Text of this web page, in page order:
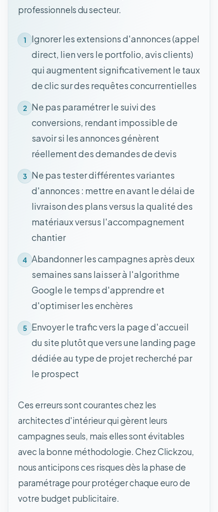
professionnels du secteur.
1
Ignorer les extensions d'annonces (appel
direct, lien vers le portfolio, avis clients)
qui augmentent significativement le taux
de clic sur des requêtes concurrentielles
2 Ne pas paramétrer le suivi des
conversions, rendant impossible de
savoir si les annonces génèrent
réellement des demandes de devis
3 Ne pas tester différentes variantes
d'annonces : mettre en avant le délai de
livraison des plans versus la qualité des
matériaux versus l'accompagnement
chantier
4 Abandonner les campagnes après deux
semaines sans laisser à l'algorithme
Google le temps d'apprendre et
d'optimiser les enchères
5 Envoyer le trafic vers la page d'accueil
du site plutôt que vers une landing page
dédiée au type de projet recherché par
le prospect
Ces erreurs sont courantes chez les
architectes d'intérieur qui gèrent leurs
campagnes seuls, mais elles sont évitables
avec la bonne méthodologie. Chez Clickzou,
nous anticipons ces risques dès la phase de
paramétrage pour protéger chaque euro de
votre budget publicitaire.